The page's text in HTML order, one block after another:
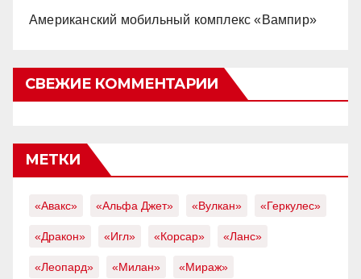
Американский мобильный комплекс «Вампир»
СВЕЖИЕ КОММЕНТАРИИ
МЕТКИ
«Авакс» «Альфа Джет» «Вулкан» «Геркулес»
«Дракон» «Игл» «Корсар» «Ланс»
«Леопард» «Милан» «Мираж»